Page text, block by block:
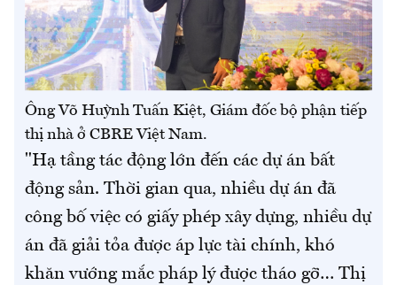
Ông Võ Huỳnh Tuấn Kiệt, Giám đốc bộ phận tiếp
thị nhà ở CBRE Việt Nam.
"Hạ tầng tác động lớn đến các dự án bất
động sản. Thời gian qua, nhiều dự án đã
công bố việc có giấy phép xây dựng, nhiều dự
án đã giải tỏa được áp lực tài chính, khó
khăn vướng mắc pháp lý được tháo gỡ… Thị